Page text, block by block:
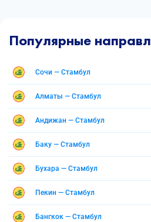
Популярные
Сочи — Стамбул
Алматы — Стамбул
Андижан — Стамбул
Баку — Стамбул
Бухара — Стамбул
Пекин — Стамбул
Бангкок — Стамбул